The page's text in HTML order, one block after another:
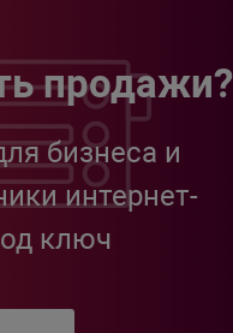
продажи?
бизнеса и
интернет-
ключ